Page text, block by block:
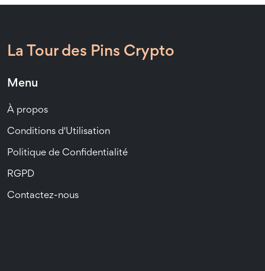
La Tour des Pins Crypto
Menu
À propos
Conditions d'Utilisation
Politique de Confidentialité
RGPD
Contactez-nous